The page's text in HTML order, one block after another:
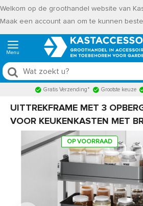
Welkom op de groothandel website van
Maak een account aan om te kunnen
Gratis Verzending* Grootste keuze
UITTREKFRAME MET 3
VOOR KEUKENKASTEN MET
OP VOORRAAD